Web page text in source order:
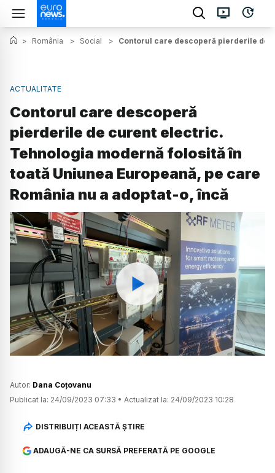
> România > Social > Contorul care descoperă pierderile de
ACTUALITATE
Contorul care descoperă
pierderile de curent electric.
Tehnologia modernă folosită în
toată Uniunea Europeană, pe care
România nu a adoptat-o, încă
Watch
Autor: Dana Coțovanu
Publicat la: 24/09/2023 07:33 • Actualizat la: 24/09/2023 10:28
DISTRIBUIȚI ACEASTĂ ȘTIRE
ADAUGĂ-NE CA SURSĂ PREFERATĂ PE GOOGLE